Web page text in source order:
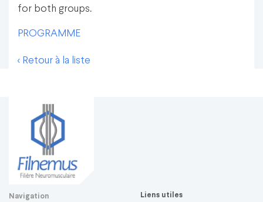
for both groups.
PROGRAMME
< Retour à la liste
Navigation Liens utiles